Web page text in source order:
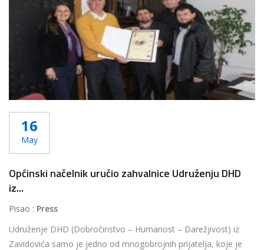
16
May
Općinski načelnik uručio zahvalnice Udruženju DHD
iz...
Pisao : Press
Udruženje DHD (Dobročinstvo – Humanost – Darežjivost) iz
Zavidovića samo je jedno od mnogobrojnih prijatelja, koje je